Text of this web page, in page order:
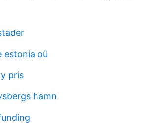
estonia oü
pris
hamn